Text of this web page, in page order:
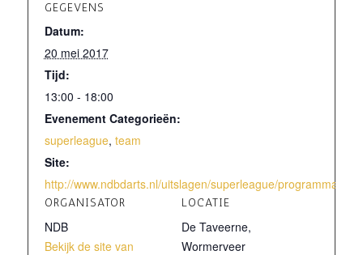
GEGEVENS
Datum:
20 mei 2017
Tijd:
13:00 - 18:00
Evenement Categorieën:
superleague, team
Site:
http://www.ndbdarts.nl/uitslagen/superleague/programma-
LOCATIE
De Taveerne,
Wormerveer
ORGANISATOR
NDB
Bekijk de site van